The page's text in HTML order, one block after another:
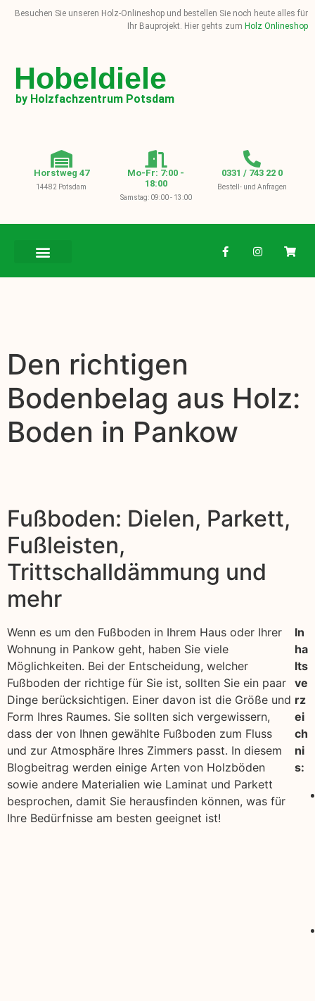
Besuchen Sie unseren Holz-Onlineshop und bestellen Sie noch heute alles für
Ihr Bauprojekt. Hier gehts zum Holz Onlineshop
Hobeldiele
by Holzfachzentrum Potsdam
Horstweg 47
14482 Potsdam
Mo-Fr: 7:00 -
18:00
Samstag: 09:00 - 13:00
0331 / 743 22 0
Bestell- und Anfragen
Den richtigen
Bodenbelag aus Holz:
Boden in Pankow
Fußboden: Dielen, Parkett,
Fußleisten,
Trittschalldämmung und
mehr
Wenn es um den Fußboden in Ihrem Haus oder Ihrer
Wohnung in Pankow geht, haben Sie viele
Möglichkeiten. Bei der Entscheidung, welcher
Fußboden der richtige für Sie ist, sollten Sie ein paar
Dinge berücksichtigen. Einer davon ist die Größe und
Form Ihres Raumes. Sie sollten sich vergewissern,
dass der von Ihnen gewählte Fußboden zum Fluss
und zur Atmosphäre Ihres Zimmers passt. In diesem
Blogbeitrag werden einige Arten von Holzböden
sowie andere Materialien wie Laminat und Parkett
besprochen, damit Sie herausfinden können, was für
Ihre Bedürfnisse am besten geeignet ist!
In
ha
lts
ve
rz
ei
ch
ni
s: